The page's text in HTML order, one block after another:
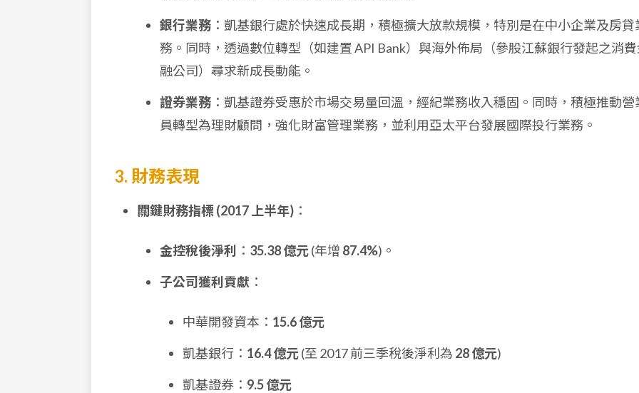
銀行業務 ：凱基銀行處於快速成長期，積極擴大放款規模，特別是在中小企業及房貸
務。同時，透過數位轉型（如建置 API Bank）與海外佈局（參股江蘇銀行發起之消
融公司）尋求新成長動能。
證券業務 ：凱基證券受惠於市場交易量回溫，經紀業務收入穩固。同時，積極推動營
員轉型為理財顧問，強化財富管理業務，並利用亞太平台發展國際投行業務。
3. 財務表現
關鍵財務指標 (2017 上半年) ：
金控稅後淨利 ： 35.38 億元(年增 87.4%)。
子公司獲利貢獻 ：
中華開發資本： 15.6 億元
凱基銀行： 16.4 億元(至 2017 前三季稅後淨利為 28 億元)
凱基證券： 9.5 億元